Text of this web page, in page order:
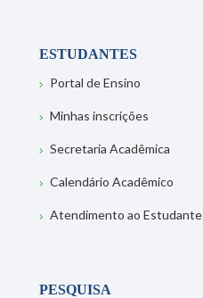
ESTUDANTES
Portal de Ensino
Minhas inscrições
Secretaria Acadêmica
Calendário Acadêmico
Atendimento ao Estudante
PESQUISA